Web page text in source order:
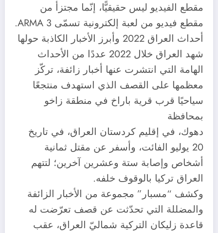
مقطع الفيديو ليس حقيقيًّا، إنّما مجتزأ من
مقطع فيديو من لعبة إلكترونية تسمّى ARMA 3.
أحداث العراق 2022 وأبرز الأخبار الكاذبة حولها
شهد العراق خلال 2022 عددًا من الأحداث
الهامة التي انتشرت عنها أخبار زائفة، تركّز
معظمها على القصف الذي استهدف منتجعًا
سياحيًا قرب قرية باراخ في منطقة زاخو
بمحافظة
دهوك، في إقليم كردستان العراق، في تاريخ
20 يوليو الفائت، وأسفر عن مقتل ثمانية
أشخاص وإصابة ستة وعشرين آخرين؛ لتتهم
العراق تركيا بالوقوف خلفه.
وكشف “مسبار” مجموعة من الأخبار الزائفة
والمضللة التي تحدّثت عن قصف تعرّضت له
قاعدة زليكان التركية شماليّ العراق، عقب